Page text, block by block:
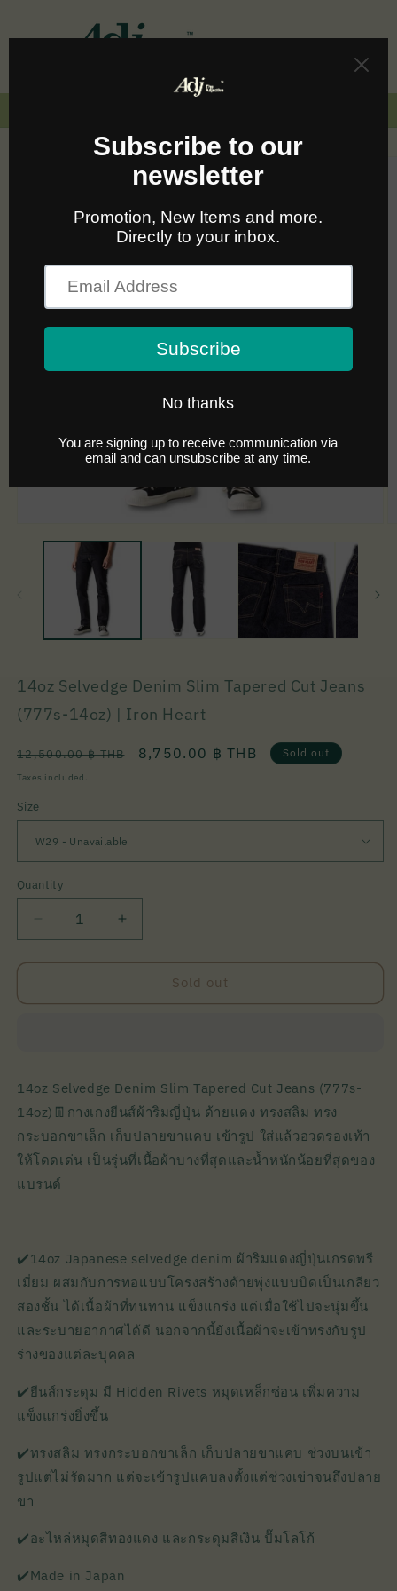
14oz Selvedge Denim Slim Tapered Cut Jeans
(777s-14oz) | Iron Heart
Regular
price
12,500.00 ฿ THB
Sale
8,750.00 ฿ THB Sold out
Taxes included.
Size
Quantity
Quantity
Decrease
quantity
for
Selvedge
Jeans
(777s-
14oz)
|
Iron
Heart
Increase
quantity
for
Selvedge
Jeans
(777s-
14oz)
Iron
Sold out
14oz Selvedge Denim Slim Tapered Cut Jeans (777s-
14oz)👖กางเกงยีนส์ผ้าริมญี่ปุ่น ด้ายแดง ทรงสลิม ทรง
กระบอกขาเล็ก เก็บปลายขาแคบ เข้ารูป ใส่แล้วอวดรองเท้า
ให้โดดเด่น เป็นรุ่นที่เนื้อผ้าบางที่สุดและน้ำหนักน้อยที่สุดของ
แบรนด์
✔️14oz Japanese selvedge denim ผ้าริมแดงญี่ปุ่นเกรดพรี
เมี่ยม ผสมกับการทอแบบโครงสร้างด้ายพุ่งแบบบิดเป็นเกลียว
สองชั้น ได้เนื้อผ้าที่ทนทาน แข็งแกร่ง แต่เมื่อใช้ไปจะนุ่มขึ้น
และระบายอากาศได้ดี นอกจากนี้ยังเนื้อผ้าจะเข้าทรงกับรูป
ร่างของแต่ละบุคคล
✔️ยีนส์กระดุม มี Hidden Rivets หมุดเหล็กซ่อน เพิ่มความ
แข็งแกร่งยิ่งขึ้น
✔️ทรงสลิม ทรงกระบอกขาเล็ก เก็บปลายขาแคบ ช่วงบนเข้า
รูปแต่ไม่รัดมาก แต่จะเข้ารูปแคบลงตั้งแต่ช่วงเข่าจนถึงปลาย
ขา
✔️อะไหล่หมุดสีทองแดง และกระดุมสีเงิน ปั๊มโลโก้
✔️Made in Japan